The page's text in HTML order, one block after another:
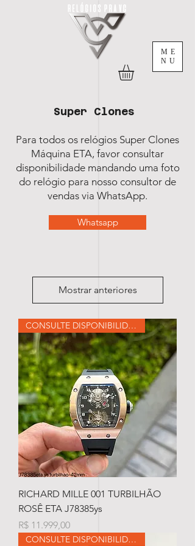
ME
NU
Super Clones
Para todos os relógios Super Clones
Máquina ETA, favor consultar
disponibilidade mandando uma foto
do relógio para nosso consultor de
vendas via WhatsApp.
Whatsapp
Mostrar anteriores
CONSULTE DISPONIBILIDADE
RICHARD MILLE 001 TURBILHÃO
ROSÊ ETA J78385ys
Preço
R$ 11.999,00
CONSULTE DISPONIBILIDADE